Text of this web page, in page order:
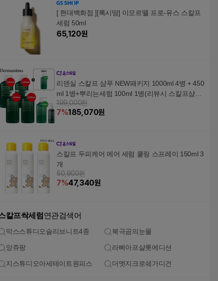
[ 현대백화점 ][록시땅] 이모르뗄 프로-유스 스칼프
세럼 50ml
65,120원
리덴실 스칼프 샴푸 NEW패키지 1000ml 4병 + 450
ml 1병+뿌리는세럼 100ml 1병(리뷰시 스칼프샴푸
450ml 1병)
199,000원
7%185,070원
스칼프 두피케어 에어 세럼 쿨링 스프레이 150ml 3
개
50,900원
7%47,340원
칼프싹세럼 연관검색어
막스스튜디오슬리브니트4종 북극곰의눈물
앙쥬팡 라삐아프샬롯에디션
지스튜디오아세테이트원피스 더엣지크로쉐가디건